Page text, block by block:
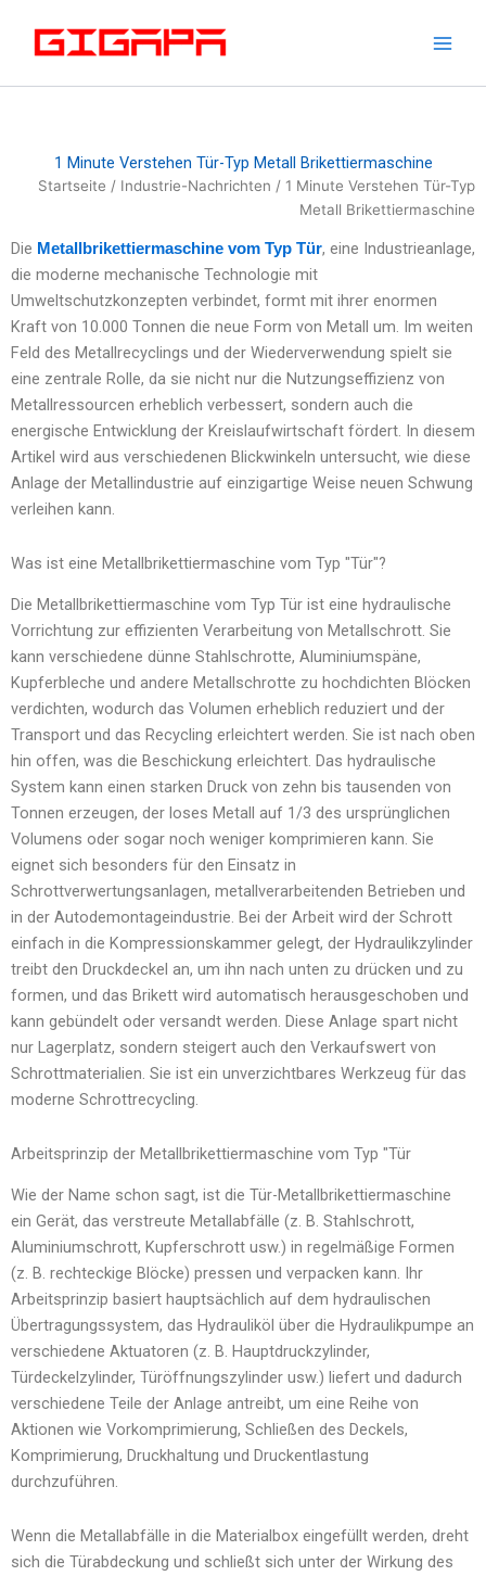
Inhalt
1 Minute Verstehen Tür-Typ Metall Brikettiermaschine
Startseite / Industrie-Nachrichten / 1 Minute Verstehen Tür-Typ
Metall Brikettiermaschine
Die Metallbrikettiermaschine vom Typ Tür, eine Industrieanlage,
die moderne mechanische Technologie mit
Umweltschutzkonzepten verbindet, formt mit ihrer enormen
Kraft von 10.000 Tonnen die neue Form von Metall um. Im weiten
Feld des Metallrecyclings und der Wiederverwendung spielt sie
eine zentrale Rolle, da sie nicht nur die Nutzungseffizienz von
Metallressourcen erheblich verbessert, sondern auch die
energische Entwicklung der Kreislaufwirtschaft fördert. In diesem
Artikel wird aus verschiedenen Blickwinkeln untersucht, wie diese
Anlage der Metallindustrie auf einzigartige Weise neuen Schwung
verleihen kann.
Was ist eine Metallbrikettiermaschine vom Typ "Tür"?
Die Metallbrikettiermaschine vom Typ Tür ist eine hydraulische
Vorrichtung zur effizienten Verarbeitung von Metallschrott. Sie
kann verschiedene dünne Stahlschrotte, Aluminiumspäne,
Kupferbleche und andere Metallschrotte zu hochdichten Blöcken
verdichten, wodurch das Volumen erheblich reduziert und der
Transport und das Recycling erleichtert werden. Sie ist nach oben
hin offen, was die Beschickung erleichtert. Das hydraulische
System kann einen starken Druck von zehn bis tausenden von
Tonnen erzeugen, der loses Metall auf 1/3 des ursprünglichen
Volumens oder sogar noch weniger komprimieren kann. Sie
eignet sich besonders für den Einsatz in
Schrottverwertungsanlagen, metallverarbeitenden Betrieben und
in der Autodemontageindustrie. Bei der Arbeit wird der Schrott
einfach in die Kompressionskammer gelegt, der Hydraulikzylinder
treibt den Druckdeckel an, um ihn nach unten zu drücken und zu
formen, und das Brikett wird automatisch herausgeschoben und
kann gebündelt oder versandt werden. Diese Anlage spart nicht
nur Lagerplatz, sondern steigert auch den Verkaufswert von
Schrottmaterialien. Sie ist ein unverzichtbares Werkzeug für das
moderne Schrottrecycling.
Arbeitsprinzip der Metallbrikettiermaschine vom Typ "Tür
Wie der Name schon sagt, ist die Tür-Metallbrikettiermaschine
ein Gerät, das verstreute Metallabfälle (z. B. Stahlschrott,
Aluminiumschrott, Kupferschrott usw.) in regelmäßige Formen
(z. B. rechteckige Blöcke) pressen und verpacken kann. Ihr
Arbeitsprinzip basiert hauptsächlich auf dem hydraulischen
Übertragungssystem, das Hydrauliköl über die Hydraulikpumpe an
verschiedene Aktuatoren (z. B. Hauptdruckzylinder,
Türdeckelzylinder, Türöffnungszylinder usw.) liefert und dadurch
verschiedene Teile der Anlage antreibt, um eine Reihe von
Aktionen wie Vorkomprimierung, Schließen des Deckels,
Komprimierung, Druckhaltung und Druckentlastung
durchzuführen.
Wenn die Metallabfälle in die Materialbox eingefüllt werden, dreht
sich die Türabdeckung und schließt sich unter der Wirkung des